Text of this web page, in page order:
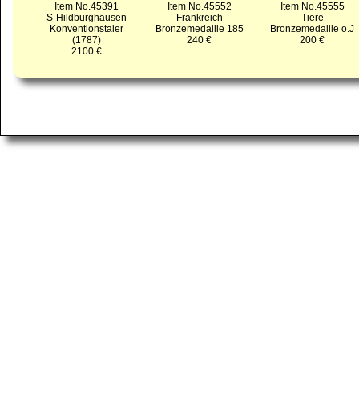
Item No.45391
S-Hildburghausen
Konventionstaler
(1787)
2100 €
Item No.45552
Frankreich
Bronzemedaille 185
240 €
Item No.45555
Tiere
Bronzemedaille o.J
200 €